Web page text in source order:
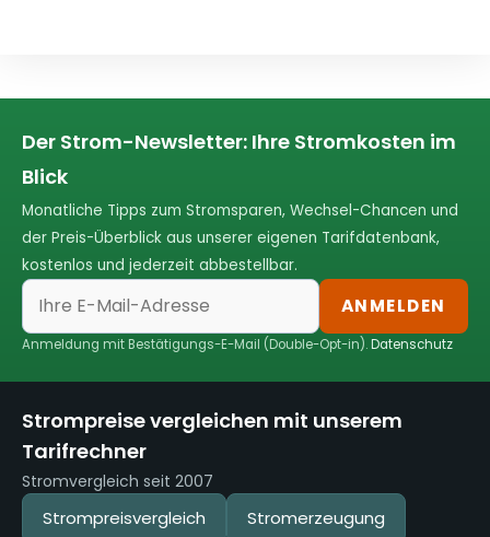
Der Strom-Newsletter: Ihre Stromkosten im
Blick
Monatliche Tipps zum Stromsparen, Wechsel-Chancen und
der Preis-Überblick aus unserer eigenen Tarifdatenbank,
kostenlos und jederzeit abbestellbar.
ANMELDEN
Anmeldung mit Bestätigungs-E-Mail (Double-Opt-in).Datenschutz
Strompreise vergleichen mit unserem
Tarifrechner
Stromvergleich seit 2007
Strompreisvergleich Stromerzeugung